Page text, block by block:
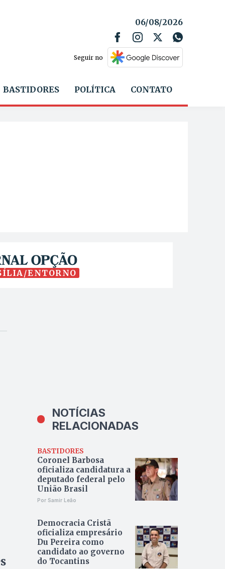
06/08/2026
Seguir no
BASTIDORES POLÍTICA CONTATO
ENTORNO
NOTÍCIAS
RELACIONADAS
BASTIDORES
Coronel Barbosa
oficializa candidatura a
deputado federal pelo
União Brasil
Por Samir Leão
Democracia Cristã
oficializa empresário
Du Pereira como
candidato ao governo
do Tocantins